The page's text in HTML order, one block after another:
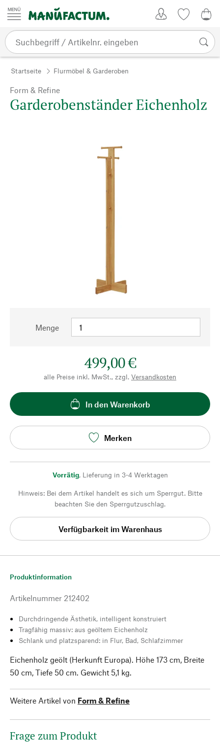
Zum Inhalt springen
Startseite Flurmöbel & Garderoben
Form & Refine
Garderobenständer Eichenholz
Menge
499,00 €
alle Preise inkl. MwSt., zzgl. Versandkosten
In den Warenkorb
Merken
Vorrätig, Lieferung in 3-4 Werktagen
Hinweis: Bei dem Artikel handelt es sich um Sperrgut. Bitte
beachten Sie den Sperrgutzuschlag.
Verfügbarkeit im Warenhaus
Produktinformation
Artikelnummer 212402
Durchdringende Ästhetik, intelligent konstruiert
Tragfähig massiv: aus geöltem Eichenholz
Schlank und platzsparend: in Flur, Bad, Schlafzimmer
Eichenholz geölt (Herkunft Europa). Höhe 173 cm, Breite
50 cm, Tiefe 50 cm. Gewicht 5,1 kg.
Weitere Artikel von Form & Refine
Frage zum Produkt